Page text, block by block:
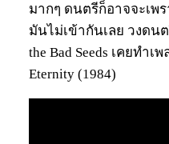
มากๆ ดนตรีก็อาจจะเพ
มันไม่เข้ากันเลย วงดน
the Bad Seeds เคยทำเ
Eternity (1984)